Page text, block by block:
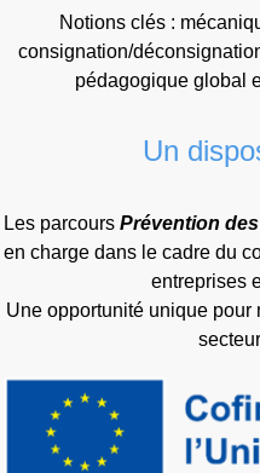
Notions clés :
consignation/
pédagogique global
Un
Les parcours Prévention
en charge dans le cadre du
entreprises
Une opportunité unique pour